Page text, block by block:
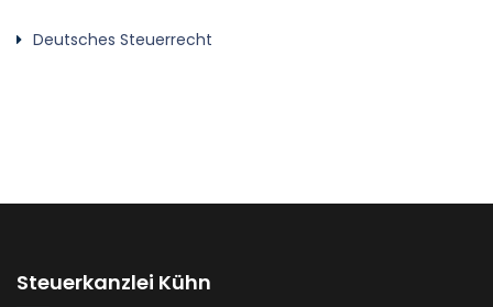
Deutsches Steuerrecht
Steuerkanzlei Kühn